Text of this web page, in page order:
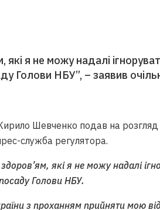
які я не можу надалі
Голови НБУ”, – заявив
Шевченко подав на
служба регулятора.
які я не можу надалі
Голови НБУ.
з проханням прийняти мою